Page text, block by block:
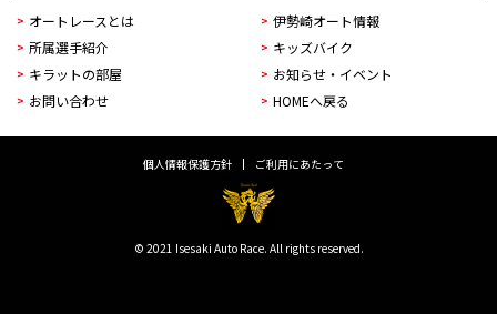
オートレースとは
伊勢崎オート情報
所属選手紹介
キッズバイク
キラットの部屋
お知らせ・イベント
お問い合わせ
HOMEへ戻る
個人情報保護方針 ご利用にあたって
© 2021 Isesaki Auto Race. All rights reserved.